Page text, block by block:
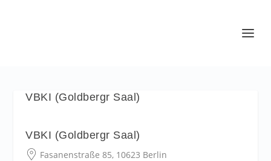
VBKI (Goldbergr Saal)
VBKI (Goldbergr Saal)
Fasanenstraße 85, 10623 Berlin